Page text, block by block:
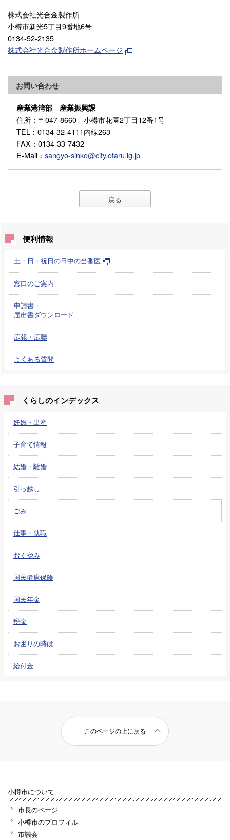
株式会社光合金製作所
小樽市新光5丁目9番地6号
0134-52-2135
株式会社光合金製作所ホームページ
お問い合わせ
産業港湾部 産業振興課
住所 ：〒047-8660 小樽市花園2丁目12番1号
TEL ：0134-32-4111内線263
FAX ：0134-33-7432
E-Mail ： sangyo-sinko@city.otaru.lg.jp
戻る
便利情報
土・日・祝日の日中の当番医
窓口のご案内
申請書・
届出書ダウンロード
広報・広聴
よくある質問
くらしのインデックス
妊娠・出産
子育て情報
結婚・離婚
引っ越し
ごみ
仕事・就職
おくやみ
国民健康保険
国民年金
税金
お困りの時は
給付金
このページの上に戻る
小樽市について
市長のページ
小樽市のプロフィル
市議会